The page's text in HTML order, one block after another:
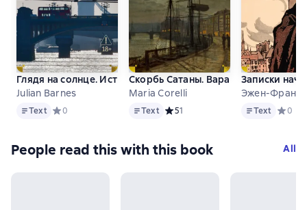
Глядя на солнце. История мира в 10 1/2 главах. Англия,
Julian Barnes
TextText Средний рейтинг 0 на основе 0 оценок
0
Скорбь Сатаны. Варавва
Maria Corelli
TextText Средний рейтинг 5 на основе 1
51
Записки
Эжен-
TextText 0
People read this with this book All